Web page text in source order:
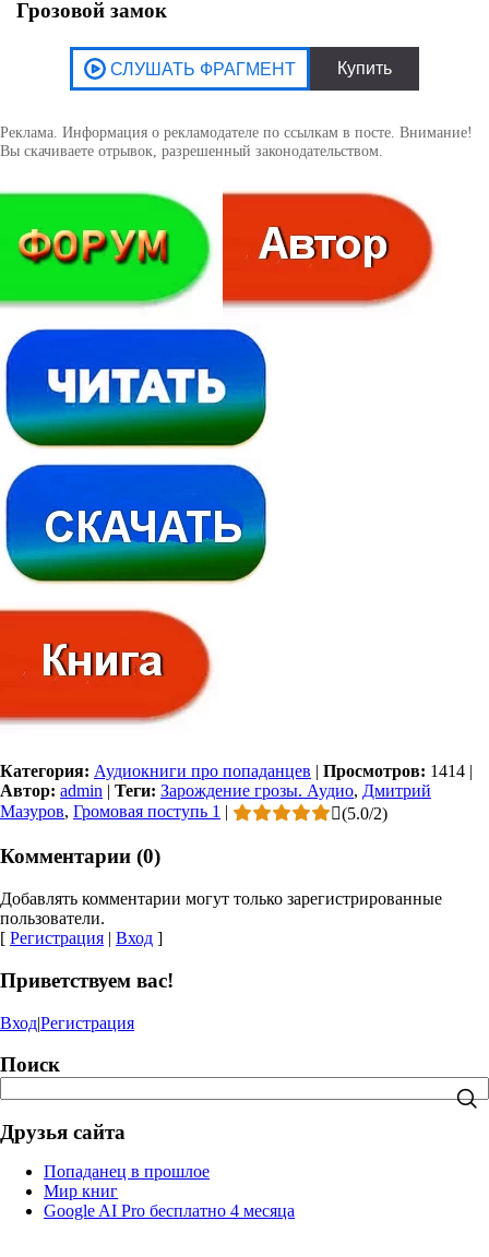
Грозовой замок
Реклама. Информация о рекламодателе по ссылкам в посте. Внимание!
Вы скачиваете отрывок, разрешенный законодательством.
Категория: Аудиокниги про попаданцев | Просмотров: 1414 |
Автор: admin | Теги: Зарождение грозы. Аудио, Дмитрий
Мазуров Громовая поступь 1 | (5.0/2)
Комментарии (0)
Добавлять комментарии могут только зарегистрированные
пользователи.
[ Регистрация | Вход ]
Приветствуем вас!
Вход|Регистрация
Поиск
Друзья сайта
Попаданец в прошлое
Мир книг
Google AI Pro бесплатно 4 месяца